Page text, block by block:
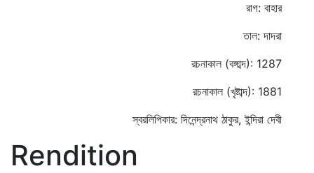
রাগ: বাহার
তাল: দাদরা
রচনাকাল (বঙ্গাব্দ): 1287
রচনাকাল (খৃষ্টাব্দ): 1881
স্বরলিপিকার: দিনেন্দ্রনাথ ঠাকুর, ইন্দিরা দেবী
Rendition